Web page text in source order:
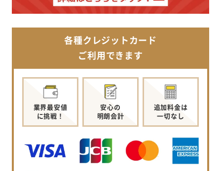
各種クレジットカード
ご利用できます
業界最安値
に挑戦！
安心の
明朗会計
追加料金は
一切なし